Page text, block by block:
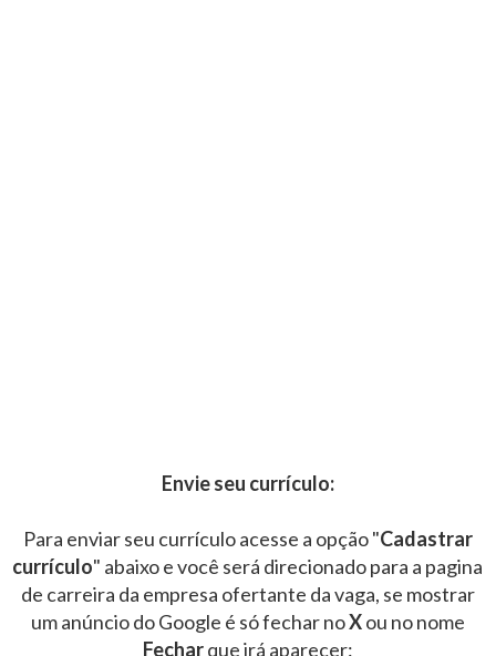
Envie seu currículo:
Para enviar seu currículo acesse a opção "Cadastrar
currículo" abaixo e você será direcionado para a pagina
de carreira da empresa ofertante da vaga, se mostrar
um anúncio do Google é só fechar noXou no nome
Fecharque irá aparecer: